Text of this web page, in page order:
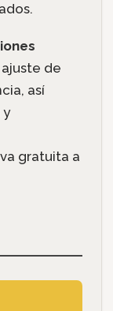
de
así
y
gratuita a